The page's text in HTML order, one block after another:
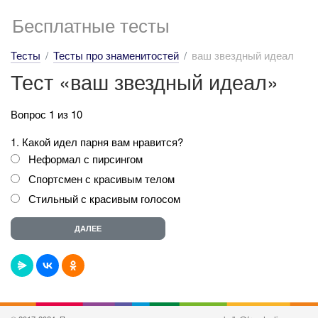
Бесплатные тесты
Тесты Тесты про знаменитостей ваш звездный идеал
Тест «ваш звездный идеал»
Вопрос 1 из 10
1. Какой идел парня вам нравится?
Неформал с пирсингом
Спортсмен с красивым телом
Стильный с красивым голосом